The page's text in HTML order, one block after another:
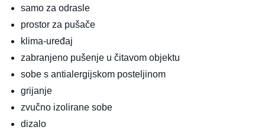
samo za odrasle
prostor za pušače
klima-uređaj
zabranjeno pušenje u čitavom objektu
sobe s antialergijskom posteljinom
grijanje
zvučno izolirane sobe
dizalo